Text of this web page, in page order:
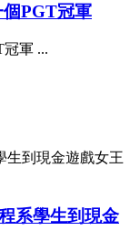
PGT冠軍
軍 ...
系學生到現金